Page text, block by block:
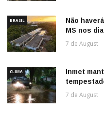
BRASIL
Não
MS nos
7 de August
CLIMA
Inmet
7 de August